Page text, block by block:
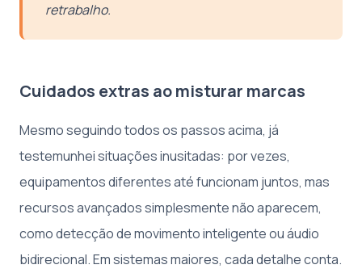
retrabalho.
Cuidados extras ao misturar marcas
Mesmo seguindo todos os passos acima, já
testemunhei situações inusitadas: por vezes,
equipamentos diferentes até funcionam juntos, mas
recursos avançados simplesmente não aparecem,
como detecção de movimento inteligente ou áudio
bidirecional. Em sistemas maiores, cada detalhe conta.